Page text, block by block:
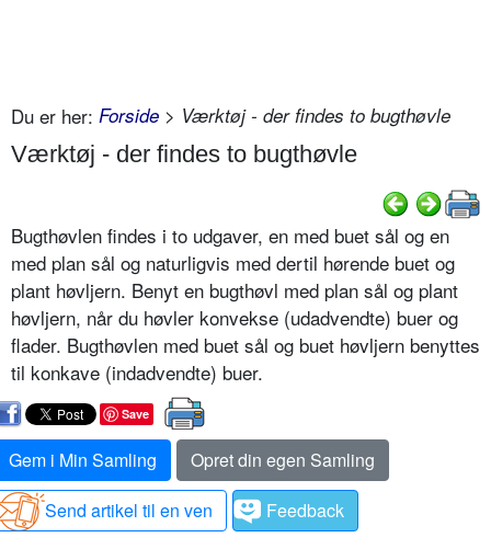
Du er her: Forside > Værktøj - der findes to bugthøvle
Værktøj - der findes to bugthøvle
Bugthøvlen findes i to udgaver, en med buet sål og en
med plan sål og naturligvis med dertil hørende buet og
plant høvljern. Benyt en bugthøvl med plan sål og plant
høvljern, når du høvler konvekse (udadvendte) buer og
flader. Bugthøvlen med buet sål og buet høvljern benyttes
til konkave (indadvendte) buer.
Save
Gem i Min Samling
Opret din egen Samling
Send artikel til en ven
Feedback